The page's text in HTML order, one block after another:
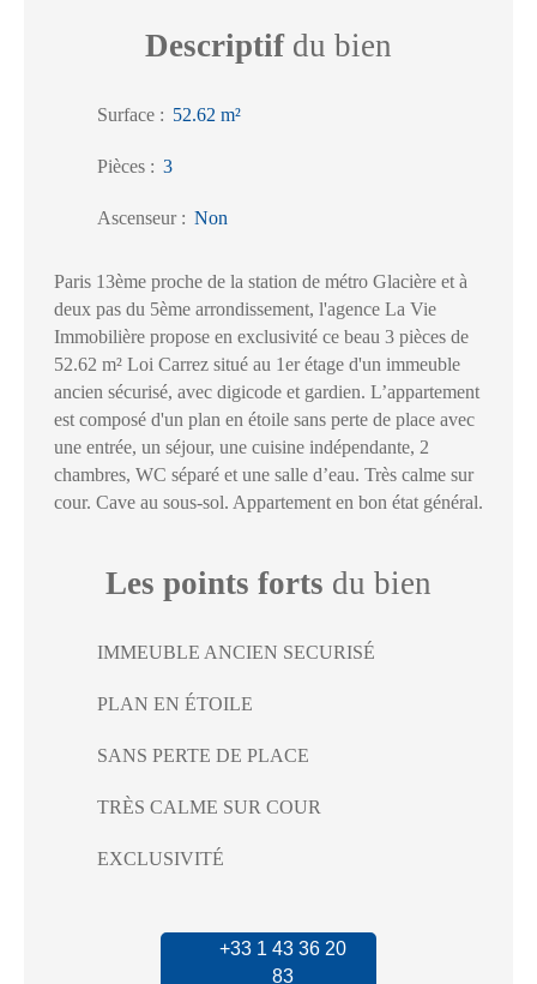
Descriptifdu bien
Surface : 52.62 m²
Pièces : 3
Ascenseur: Non
Paris 13ème proche de la station de métro Glacière et à
deux pas du 5ème arrondissement, l'agence La Vie
Immobilière propose en exclusivité ce beau 3 pièces de
52.62 m² Loi Carrez situé au 1er étage d'un immeuble
ancien sécurisé, avec digicode et gardien. L’appartement
est composé d'un plan en étoile sans perte de place avec
une entrée, un séjour, une cuisine indépendante, 2
chambres, WC séparé et une salle d’eau. Très calme sur
cour. Cave au sous-sol. Appartement en bon état général.
Les points forts du bien
IMMEUBLE ANCIEN SECURISÉ
PLAN EN ÉTOILE
SANS PERTE DE PLACE
TRÈS CALME SUR COUR
EXCLUSIVITÉ
+33 1 43 36 20
83